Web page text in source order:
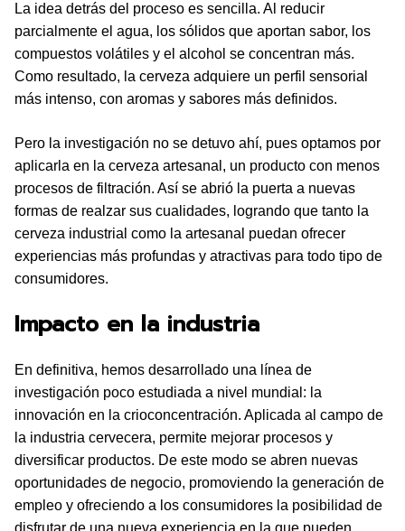
La idea detrás del proceso es sencilla. Al reducir
parcialmente el agua, los sólidos que aportan sabor, los
compuestos volátiles y el alcohol se concentran más.
Como resultado, la cerveza adquiere un perfil sensorial
más intenso, con aromas y sabores más definidos.
Pero la investigación no se detuvo ahí, pues optamos por
aplicarla en la cerveza artesanal, un producto con menos
procesos de filtración. Así se abrió la puerta a nuevas
formas de realzar sus cualidades, logrando que tanto la
cerveza industrial como la artesanal puedan ofrecer
experiencias más profundas y atractivas para todo tipo de
consumidores.
Impacto en la industria
En definitiva, hemos desarrollado una línea de
investigación poco estudiada a nivel mundial: la
innovación en la crioconcentración. Aplicada al campo de
la industria cervecera, permite mejorar procesos y
diversificar productos. De este modo se abren nuevas
oportunidades de negocio, promoviendo la generación de
empleo y ofreciendo a los consumidores la posibilidad de
disfrutar de una nueva experiencia en la que pueden